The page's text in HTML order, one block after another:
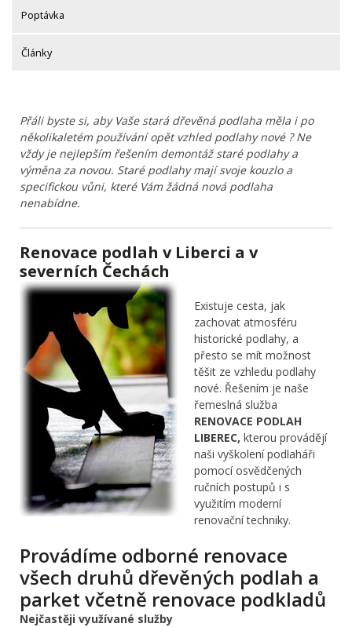
Poptávka
Články
Přáli byste si, aby Vaše stará dřevěná podlaha měla i po
několikaletém používání opět vzhled podlahy nové ? Ne
vždy je nejlepším řešením demontáž staré podlahy a
výměna za novou. Staré podlahy mají svoje kouzlo a
specifickou vůni, které Vám žádná nová podlaha
nenabídne.
Renovace podlah v Liberci a v
severních Čechách
Existuje cesta, jak
zachovat atmosféru
historické podlahy, a
přesto se mít možnost
těšit ze vzhledu podlahy
nové. Řešením je naše
řemeslná služba
RENOVACE PODLAH
LIBEREC, kterou provádějí
naši vyškolení podlaháři
pomocí osvědčených
ručních postupů i s
využitím moderní
renovační techniky.
Provádíme odborné renovace
všech druhů dřevěných podlah a
parket včetně renovace podkladů
Nejčastěji využívané služby